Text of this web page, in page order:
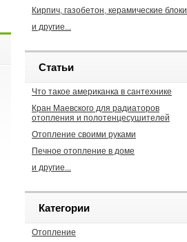
Кирпич, газобетон, керамические блоки
и другие...
Статьи
Что такое американка в сантехнике
Кран Маевского для радиаторов
отопления и полотенцесушителей
Отопление своими руками
Печное отопление в доме
и другие...
Категории
Отопление